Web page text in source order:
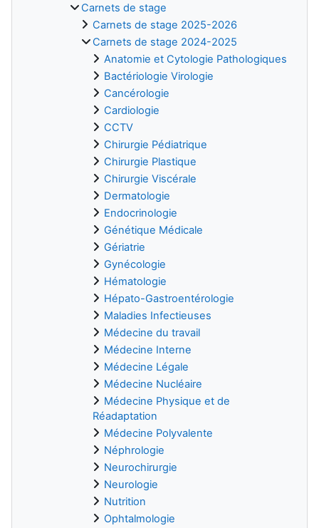
Carnets de stage
Carnets de stage 2025-2026
Carnets de stage 2024-2025
Anatomie et Cytologie Pathologiques
Bactériologie Virologie
Cancérologie
Cardiologie
CCTV
Chirurgie Pédiatrique
Chirurgie Plastique
Chirurgie Viscérale
Dermatologie
Endocrinologie
Génétique Médicale
Gériatrie
Gynécologie
Hématologie
Hépato-Gastroentérologie
Maladies Infectieuses
Médecine du travail
Médecine Interne
Médecine Légale
Médecine Nucléaire
Médecine Physique et de
Réadaptation
Médecine Polyvalente
Néphrologie
Neurochirurgie
Neurologie
Nutrition
Ophtalmologie